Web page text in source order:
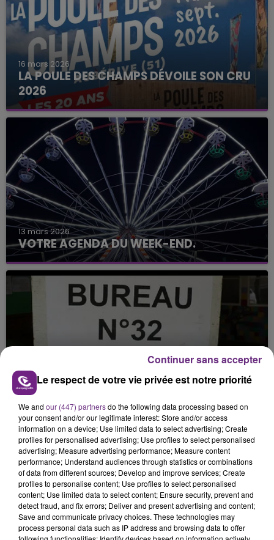
16 mars 2026
LA POULE DES CHAMPS DÉVOILE SON CRU
2026
13 mars 2026
VOTRE AGENDA DU WEEK-END.
12 mars 2026
MUNICIPALES : CE QU’IL FAUT SAVOIR
POUR VOTER CE DIMANCHE .
Le respect de votre vie privée est notre priorité
We and our (447) partnersdo the following data processing based on
your consent and/or our legitimate interest: Store and/or access
information on a device; Use limited data to select advertising; Create
profiles for personalised advertising; Use profiles to select personalised
advertising; Measure advertising performance; Measure content
performance; Understand audiences through statistics or combinations
of data from different sources; Develop and improve services; Create
profiles to personalise content; Use profiles to select personalised
content; Use limited data to select content; Ensure security, prevent and
detect fraud, and fix errors; Deliver and present advertising and content;
Save and communicate privacy choices. These technologies may
process personal data such as IP address and browsing data to offer
Continuer sans accepter